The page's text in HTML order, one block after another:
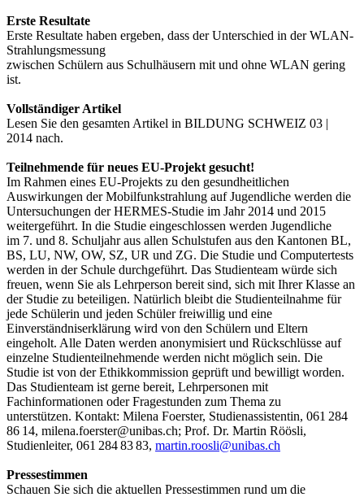
Erste Resultate
Erste Resultate haben ergeben, dass der Unterschied in der WLAN-
Strahlungsmessung
zwischen Schülern aus Schulhäusern mit und ohne WLAN gering
ist.
Vollständiger Artikel
Lesen Sie den gesamten Artikel in BILDUNG SCHWEIZ 03 |
2014 nach.
Teilnehmende für neues EU-Projekt gesucht!
Im Rahmen eines EU-Projekts zu den gesundheitlichen
Auswirkungen der Mobilfunkstrahlung auf Jugendliche werden die
Untersuchungen der HERMES-Studie im Jahr 2014 und 2015
weitergeführt. In die Studie eingeschlossen werden Jugendliche
im 7. und 8. Schuljahr aus allen Schulstufen aus den Kantonen BL,
BS, LU, NW, OW, SZ, UR und ZG. Die Studie und Computertests
werden in der Schule durchgeführt. Das Studienteam würde sich
freuen, wenn Sie als Lehrperson bereit sind, sich mit Ihrer Klasse an
der Studie zu beteiligen. Natürlich bleibt die Studienteilnahme für
jede Schülerin und jeden Schüler freiwillig und eine
Einverständniserklärung wird von den Schülern und Eltern
eingeholt. Alle Daten werden anonymisiert und Rückschlüsse auf
einzelne Studienteilnehmende werden nicht möglich sein. Die
Studie ist von der Ethikkommission geprüft und bewilligt worden.
Das Studienteam ist gerne bereit, Lehrpersonen mit
Fachinformationen oder Fragestunden zum Thema zu
unterstützen. Kontakt: Milena Foerster, Studienassistentin, 061 284
86 14, milena.foerster@unibas.ch; Prof. Dr. Martin Röösli,
Studienleiter, 061 284 83 83, martin.roosli@unibas.ch
Pressestimmen
Schauen Sie sich die aktuellen Pressestimmen rund um die